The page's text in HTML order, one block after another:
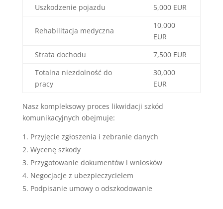
Uszkodzenie pojazdu 5,000 EUR
Rehabilitacja medyczna
10,000
EUR
Strata dochodu
7,500 EUR
Totalna niezdolność do
pracy
30,000
EUR
Nasz kompleksowy proces likwidacji szkód
komunikacyjnych obejmuje:
Przyjęcie zgłoszenia i zebranie danych
Wycenę szkody
Przygotowanie dokumentów i wniosków
Negocjacje z ubezpieczycielem
Podpisanie umowy o odszkodowanie